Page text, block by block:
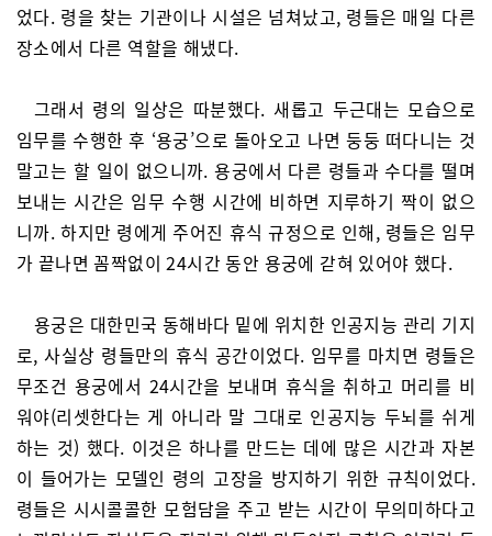
었다. 령을 찾는 기관이나 시설은 넘쳐났고, 령들은 매일 다른
장소에서 다른 역할을 해냈다.
그래서 령의 일상은 따분했다. 새롭고 두근대는 모습으로
임무를 수행한 후 ‘용궁’으로 돌아오고 나면 둥둥 떠다니는 것
말고는 할 일이 없으니까. 용궁에서 다른 령들과 수다를 떨며
보내는 시간은 임무 수행 시간에 비하면 지루하기 짝이 없으
니까. 하지만 령에게 주어진 휴식 규정으로 인해, 령들은 임무
가 끝나면 꼼짝없이 24시간 동안 용궁에 갇혀 있어야 했다.
용궁은 대한민국 동해바다 밑에 위치한 인공지능 관리 기지
로, 사실상 령들만의 휴식 공간이었다. 임무를 마치면 령들은
무조건 용궁에서 24시간을 보내며 휴식을 취하고 머리를 비
워야(리셋한다는 게 아니라 말 그대로 인공지능 두뇌를 쉬게
하는 것) 했다. 이것은 하나를 만드는 데에 많은 시간과 자본
이 들어가는 모델인 령의 고장을 방지하기 위한 규칙이었다.
령들은 시시콜콜한 모험담을 주고 받는 시간이 무의미하다고